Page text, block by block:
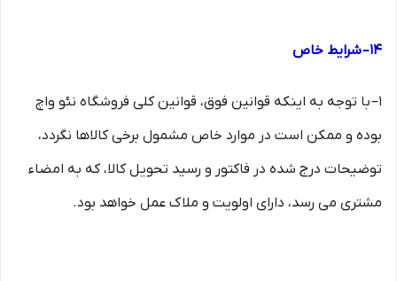
۱۴– شرایط خاص
۱– با توجه به اینکه قوانین فوق، قوانین کلی فروشگاه نئو واچ
بوده و ممکن است در موارد خاص مشمول برخی کالاها نگردد،
توضیحات درج شده در فاکتور و رسید تحویل کالا، که به امضاء
مشتری می رسد، دارای اولویت و ملاک عمل خواهد بود.